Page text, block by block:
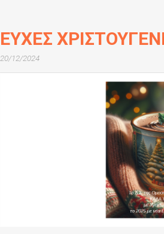
ΕΥΧΕΣ
20/12/2024